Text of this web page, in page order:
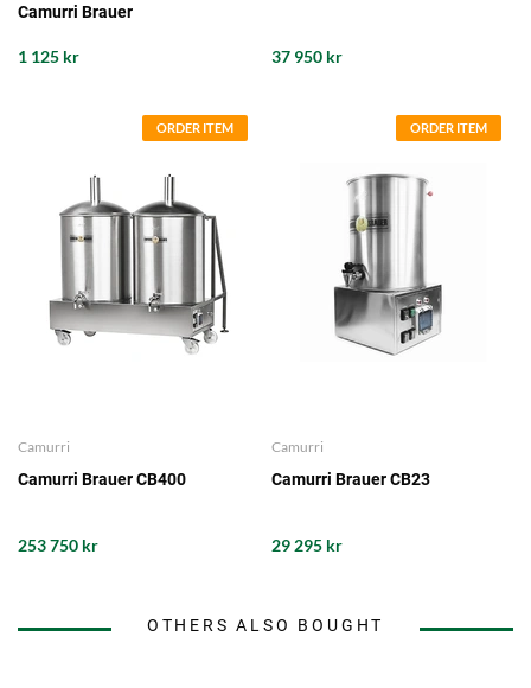
Camurri Brauer
1 125 kr 37 950 kr
ORDER ITEM
Camurri
Camurri Brauer CB400
253 750 kr
ORDER ITEM
Camurri
Camurri Brauer CB23
29 295 kr
OTHERS ALSO BOUGHT